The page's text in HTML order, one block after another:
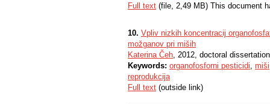
Full text (file, 2,49 MB) This document
10. Vpliv nizkih koncentracij
možganov pri miših
Katerina Čeh, 2012, doctoral dissertation
Keywords: organofosforni pesticidi, miši
reprodukcija
Full text (outside link)